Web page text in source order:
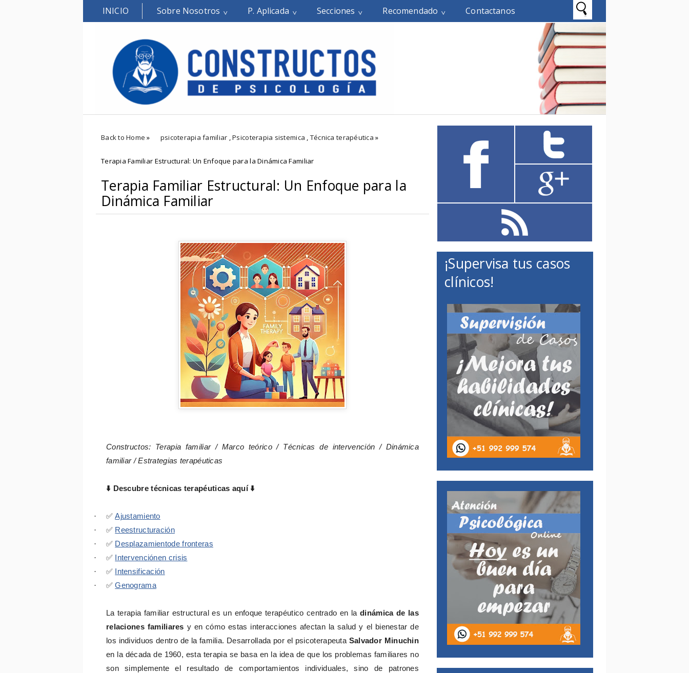
INICIO Sobre Nosotros P. Aplicada Secciones Recomendado Contactanos
Back to Home » psicoterapia familiar ,Psicoterapia sistemica ,Técnica terapéutica »
Terapia Familiar Estructural: Un Enfoque para la Dinámica Familiar
Terapia Familiar Estructural: Un Enfoque para la
Dinámica Familiar
Constructos: Terapia familiar / Marco teórico / Técnicas de intervención / Dinámica
familiar / Estrategias terapéuticas
⬇️ Descubre técnicas terapéuticas aquí⬇️
· ✅Ajustamiento
·
✅ Reestructuración
·
✅ Desplazamientode fronteras
·
✅
Intervenciónen crisis
·
✅
Intensificación
·
✅Genograma
La terapia familiar estructural es un enfoque terapéutico centrado en ladinámica de las
relaciones familiares y en cómo estas interacciones afectan la salud y el bienestar de
los individuos dentro de la familia. Desarrollada por el psicoterapeuta Salvador Minuchin
en la década de 1960, esta terapia se basa en la idea de que los problemas familiares no
son simplemente el resultado de comportamientos individuales, sino de patrones
¡Supervisa tus casos
clínicos!